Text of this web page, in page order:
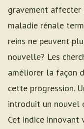
gravement affecter
maladie rénale
reins ne peuvent
nouvelle? Les
améliorer la façon
cette progression.
introduit un nouvel
Cet indice innovant